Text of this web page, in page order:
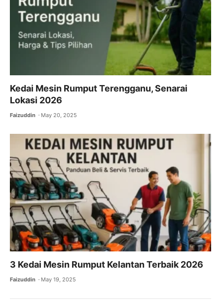
Kedai Mesin Rumput Terengganu, Senarai
Lokasi 2026
Faizuddin May 20, 2025
3 Kedai Mesin Rumput Kelantan Terbaik 2026
Faizuddin May 19, 2025